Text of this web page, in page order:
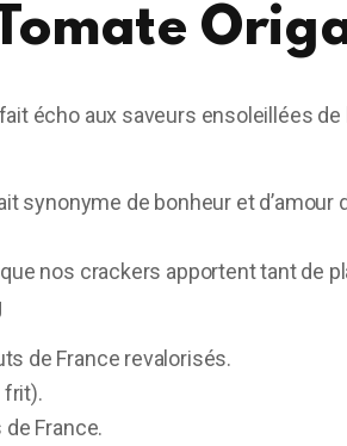
écho aux saveurs ensoleillées de
synonyme de bonheur et d’amour
nos crackers apportent tant de
de France revalorisés.
frit).
France.